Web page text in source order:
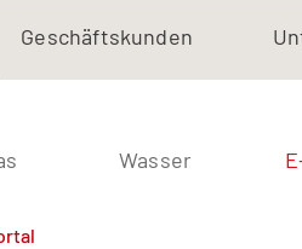
Wasser
Geschäftskunden